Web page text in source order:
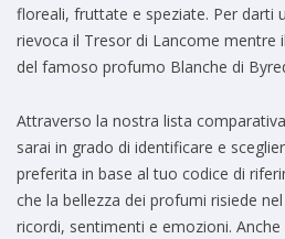
floreali, fruttate e speziate. Per darti
rievoca il Tresor di Lancome mentre
del famoso profumo Blanche di
Attraverso la nostra lista
sarai in grado di identificare e
preferita in base al tuo codice di
che la bellezza dei profumi risiede
ricordi, sentimenti e emozioni.